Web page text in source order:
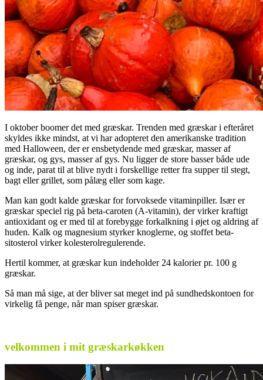
I oktober boomer det med græskar. Trenden med græskar i efteråret
skyldes ikke mindst, at vi har adopteret den amerikanske tradition
med Halloween, der er ensbetydende med græskar, masser af
græskar, og gys, masser af gys. Nu ligger de store basser både ude
og inde, parat til at blive nydt i forskellige retter fra supper til stegt,
bagt eller grillet, som pålæg eller som kage.
Man kan godt kalde græskar for forvoksede vitaminpiller. Især er
græskar speciel rig på beta-caroten (A-vitamin), der virker kraftigt
antioxidant og er med til at forebygge forkalkning i øjet og aldring af
huden. Kalk og magnesium styrker knoglerne, og stoffet beta-
sitosterol virker kolesterolregulerende.
Hertil kommer, at græskar kun indeholder 24 kalorier pr. 100 g
græskar.
Så man må sige, at der bliver sat meget ind på sundhedskontoen for
virkelig få penge, når man spiser græskar.
velkommen i mit græskarkøkken